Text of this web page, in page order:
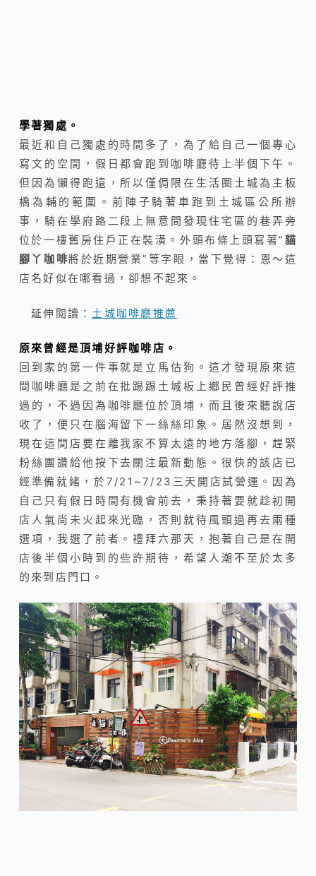
學著獨處。
最近和自己獨處的時間多了，為了給自己一個專心
寫文的空間，假日都會跑到咖啡廳待上半個下午。
但因為懶得跑遠，所以僅侷限在生活圈土城為主板
橋為輔的範圍。前陣子騎著車跑到土城區公所辦
事，騎在學府路二段上無意間發現住宅區的巷弄旁
位於一樓舊房住戶正在裝潢。外頭布條上頭寫著” 貓
腳丫咖啡將於近期營業”等字眼，當下覺得：恩～這
店名好似在哪看過，卻想不起來。
延伸閱讀： 土城咖啡廳推薦
原來曾經是頂埔好評咖啡店。
回到家的第一件事就是立馬估狗。這才發現原來這
間咖啡廳是之前在批踢踢土城板上鄉民曾經好評推
過的，不過因為咖啡廳位於頂埔，而且後來聽說店
收了，便只在腦海留下一絲絲印象。居然沒想到，
現在這間店要在離我家不算太遠的地方落腳，趕緊
粉絲團讚給他按下去關注最新動態。很快的該店已
經準備就緒，於7/21~7/23三天開店試營運。因為
自己只有假日時間有機會前去，秉持著要就趁初開
店人氣尚未火起來光臨，否則就待風頭過再去兩種
選項，我選了前者。禮拜六那天，抱著自己是在開
店後半個小時到的些許期待，希望人潮不至於太多
的來到店門口。